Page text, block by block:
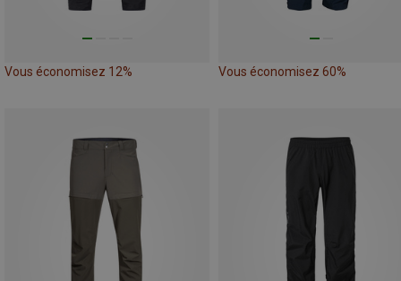
Vous économisez 12% Vous économisez 60%